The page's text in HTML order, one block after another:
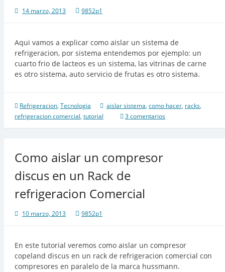
14 marzo, 2013 9852p1
Aqui vamos a explicar como aislar un sistema de
refrigeracion, por sistema entendemos por ejemplo: un
cuarto frio de lacteos es un sistema, las vitrinas de carne
es otro sistema, auto servicio de frutas es otro sistema.
Refrigeracion, Tecnologia aislar sistema, como hacer, racks,
refrigeracion comercial, tutorial 3 comentarios
Como aislar un compresor
discus en un Rack de
refrigeracion Comercial
10 marzo, 2013 9852p1
En este tutorial veremos como aislar un compresor
copeland discus en un rack de refrigeracion comercial con
compresores en paralelo de la marca hussmann.